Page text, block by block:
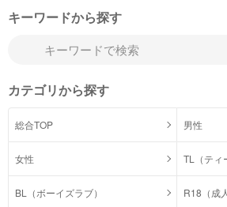
キーワードから探す
カテゴリから探す
総合TOP 男性
女性 TL（ティ
BL（ボーイズラブ） R18（成